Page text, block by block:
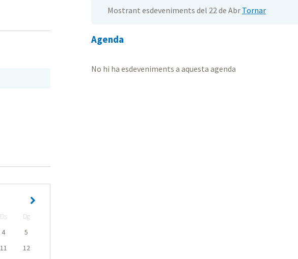
Ds
Dg
4
5
11
12
Mostrant esdeveniments del 22 de Abr Tornar
Agenda
No hi ha esdeveniments a aquesta agenda